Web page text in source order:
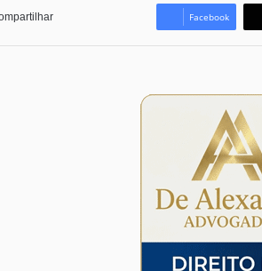
Facebook